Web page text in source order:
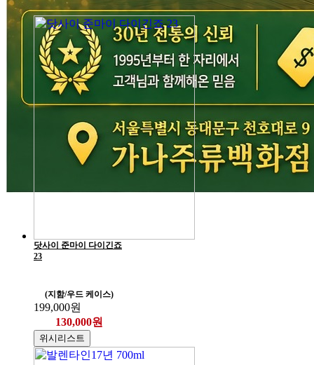
닷사이 준마이 다이긴죠
23
(지함/우드 케이스)
199,000원
130,000원
위시리스트